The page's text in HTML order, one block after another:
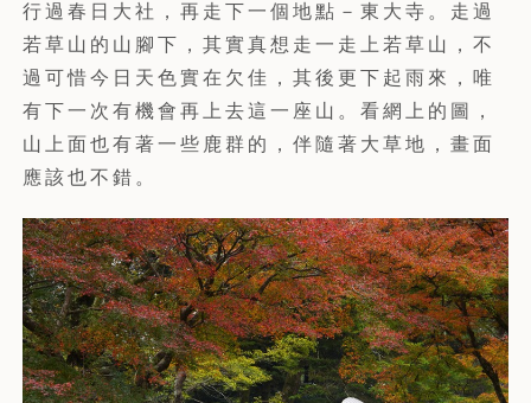
行過春日大社，再走下一個地點－東大寺。走過
若草山的山腳下，其實真想走一走上若草山，不
過可惜今日天色實在欠佳，其後更下起雨來，唯
有下一次有機會再上去這一座山。看網上的圖，
山上面也有著一些鹿群的，伴隨著大草地，畫面
應該也不錯。